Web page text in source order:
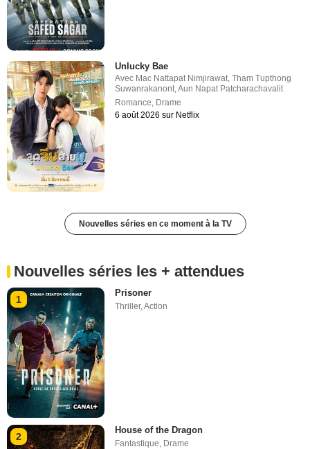
Unlucky Bae
Avec Mac Nattapat Nimjirawat,Tham Tupthong
Suwanrakanont,Aun Napat Patcharachavalit
Romance, Drame
6 août 2026 sur Netflix
Nouvelles séries en ce moment à la TV
Nouvelles séries les + attendues
1
Prisoner
Thriller,Action
2
House of the Dragon
Fantastique, Drame